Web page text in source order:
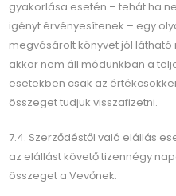
gyakorlása esetén – tehát ha
igényt érvényesítenek – egy
megvásárolt könyvet jól
akkor nem áll módunkban a
esetekben csak az
összeget tudjuk visszafizetni.
7.4. Szerződéstől való elállás
az elállást követő tizennégy
összeget a Vevőnek.